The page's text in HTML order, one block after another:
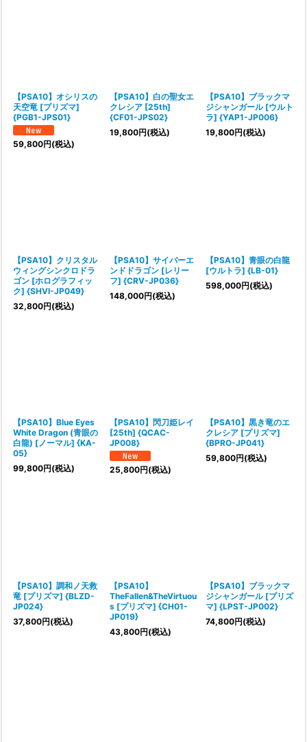
【PSA10】オシリスの
天空竜 [プリズマ]
{PGB1-JPS01}
59,800円(税込)
【PSA10】白の聖女エ
クレシア [25th]
{CF01-JPS02}
19,800円(税込)
【PSA10】ブラックマ
ジシャンガール [ウルト
ラ] {YAP1-JP006}
19,800円(税込)
【PSA10】クリスタル
ウィングシンクロドラ
ゴン [ホログラフィッ
ク] {SHVI-JP049}
32,800円(税込)
【PSA10】サイバーエ
ンドドラゴン [レリー
フ] {CRV-JP036}
148,000円(税込)
【PSA10】青眼の白龍
[ウルトラ] {LB-01}
598,000円(税込)
【PSA10】Blue Eyes
White Dragon (青眼の
白龍) [ノーマル] {KA-
05}
99,800円(税込)
【PSA10】閃刀姫レイ
[25th] {QCAC-
JP008}
25,800円(税込)
【PSA10】黒き竜のエ
クレシア [プリズマ]
{BPRO-JP041}
59,800円(税込)
【PSA10】調和ノ天救
竜 [プリズマ] {BLZD-
JP024}
37,800円(税込)
【PSA10】
TheFallen&TheVirtuou
s [プリズマ] {CH01-
JP019}
43,800円(税込)
【PSA10】ブラックマ
ジシャンガール [プリズ
マ] {LPST-JP002}
74,800円(税込)